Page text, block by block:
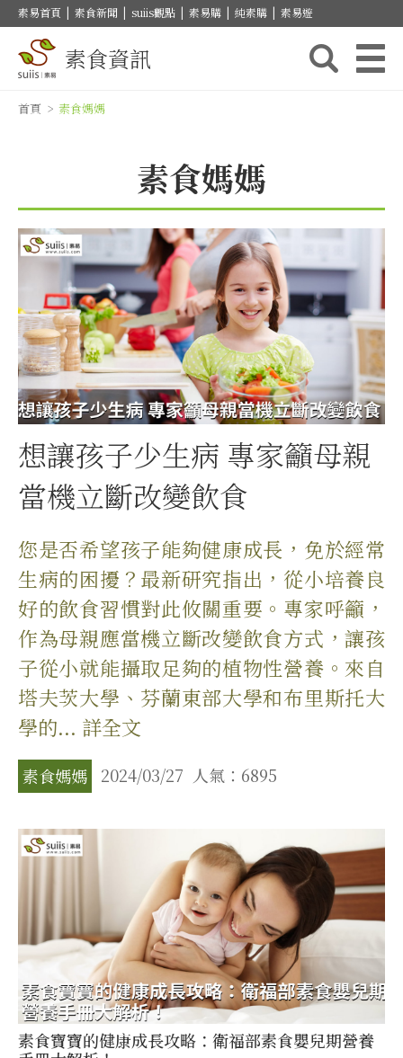
素易首頁 | 素食新聞 | suiis觀點 | 素易購 | 純素購 | 素易遊
素食資訊
首頁 > 素食媽媽
素食媽媽
想讓孩子少生病 專家籲母親
當機立斷改變飲食
您是否希望孩子能夠健康成長，免於經常
生病的困擾？最新研究指出，從小培養良
好的飲食習慣對此攸關重要。專家呼籲，
作為母親應當機立斷改變飲食方式，讓孩
子從小就能攝取足夠的植物性營養。來自
塔夫茨大學、芬蘭東部大學和布里斯托大
學的... 詳全文
素食媽媽 2024/03/27 人氣：6895
素食寶寶的健康成長攻略：衛福部素食嬰兒期營養